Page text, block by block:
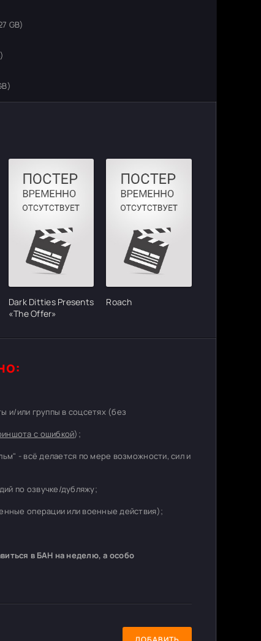
GB)
Dark Ditties Presents
«The Offer»
Roach
и/или группы в соцсетях (без
с ошибкой);
- всё делается по мере возможности, сил и
по озвучке/дубляжу;
операции или военные действия);
в БАН на неделю, а особо